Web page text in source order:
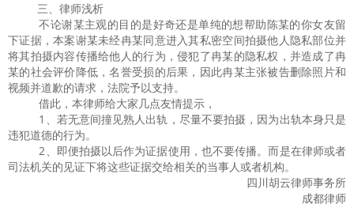
三、律师浅析
不论谢某主观的目的是好奇还是单纯的想帮助陈某的你女友留
下证据，本案谢某未经冉某同意进入其私密空间拍摄他人隐私部位并
将其拍摄内容传播给他人的行为，侵犯了冉某的隐私权，并造成了冉
某的社会评价降低，名誉受损的后果，因此冉某主张被告删除照片和
视频并道歉的请求，法院予以支持。
借此，本律师给大家几点友情提示，
1、若无意间撞见熟人出轨，尽量不要拍摄，因为出轨本身只是
违犯道德的行为。
2、即便拍摄以后作为证据使用，也不要传播。而是在律师或者
司法机关的见证下将这些证据交给相关的当事人或者机构。
四川胡云律师事务所
成都律师